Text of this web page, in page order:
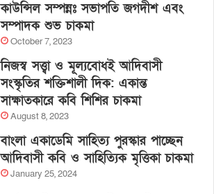
কাউন্সিল সম্পন্নঃ সভাপতি জগদীশ এবং
সম্পাদক শুভ চাকমা
October 7, 2023
নিজস্ব সত্ত্বা ও মূল্যবোধই আদিবাসী
সংস্কৃতির শক্তিশালী দিক: একান্ত
সাক্ষাতকারে কবি শিশির চাকমা
August 8, 2023
বাংলা একাডেমি সাহিত্য পুরস্কার পাচ্ছেন
আদিবাসী কবি ও সাহিত্যিক মৃত্তিকা চাকমা
January 25, 2024